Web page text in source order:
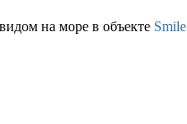
на море в объекте Smile